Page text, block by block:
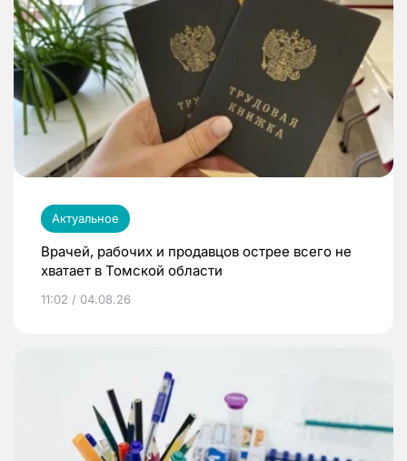
Актуальное
Врачей, рабочих и продавцов острее всего не
хватает в Томской области
11:02 / 04.08.26